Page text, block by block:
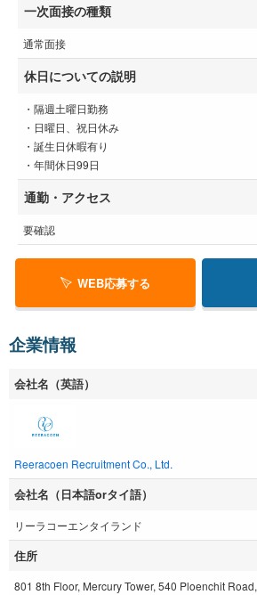
一次面接の種類
通常面接
休日についての説明
・隔週土曜日勤務
・日曜日、祝日休み
・誕生日休暇有り
・年間休日99日
通勤・アクセス
要確認
WEB応募する
企業情報
会社名（英語）
Reeracoen Recruitment Co., Ltd.
会社名（日本語orタイ語）
リーラコーエンタイランド
住所
801 8th Floor, Mercury Tower, 540 Ploenchit Road,